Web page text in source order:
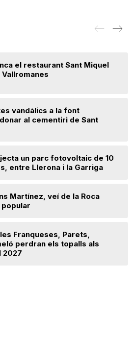
el restaurant Sant Miquel
Vallromanes
vandàlics a la font
al cementiri de Sant
un parc fotovoltaic de 10
entre Llerona i la Garriga
Martínez, veí de la Roca
Franqueses, Parets,
perdran els topalls als
2027